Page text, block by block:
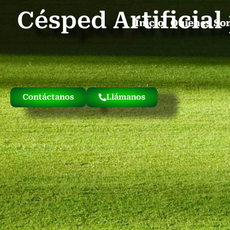
Inicio Quienes
Césped Artificial
Contáctanos Llámanos